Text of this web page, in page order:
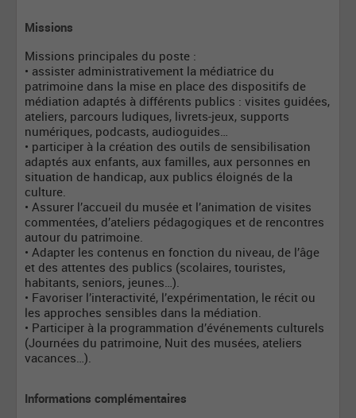
Missions
Missions principales du poste :
• assister administrativement la médiatrice du
patrimoine dans la mise en place des dispositifs de
médiation adaptés à différents publics : visites guidées,
ateliers, parcours ludiques, livrets-jeux, supports
numériques, podcasts, audioguides…
• participer à la création des outils de sensibilisation
adaptés aux enfants, aux familles, aux personnes en
situation de handicap, aux publics éloignés de la
culture.
• Assurer l’accueil du musée et l’animation de visites
commentées, d’ateliers pédagogiques et de rencontres
autour du patrimoine.
• Adapter les contenus en fonction du niveau, de l’âge
et des attentes des publics (scolaires, touristes,
habitants, seniors, jeunes…).
• Favoriser l’interactivité, l’expérimentation, le récit ou
les approches sensibles dans la médiation.
• Participer à la programmation d’événements culturels
(Journées du patrimoine, Nuit des musées, ateliers
vacances…).
Informations complémentaires